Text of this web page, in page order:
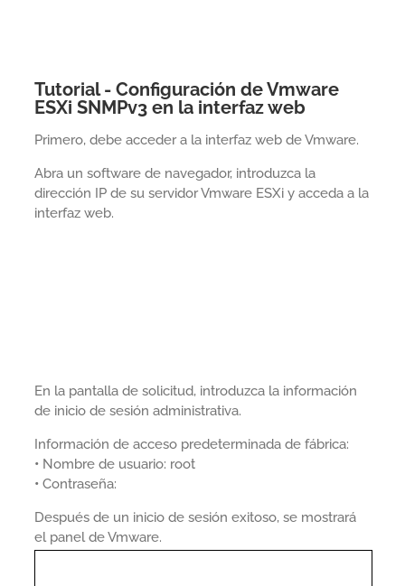
Tutorial - Configuración de Vmware
ESXi SNMPv3 en la interfaz web
Primero, debe acceder a la interfaz web de Vmware.
Abra un software de navegador, introduzca la
dirección IP de su servidor Vmware ESXi y acceda a la
interfaz web.
En la pantalla de solicitud, introduzca la información
de inicio de sesión administrativa.
Información de acceso predeterminada de fábrica:
• Nombre de usuario: root
• Contraseña:
Después de un inicio de sesión exitoso, se mostrará
el panel de Vmware.